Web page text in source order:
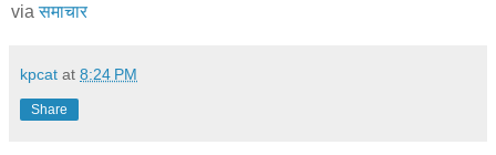
viaसमाचार
kpcat at 8:24 PM
Share